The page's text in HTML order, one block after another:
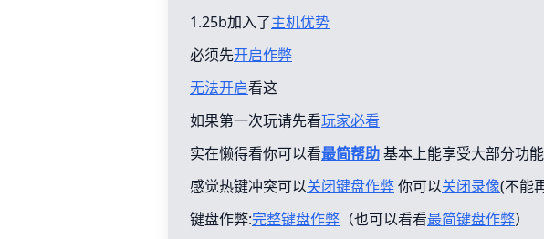
1.25b加入了主机优势
必须先开启作弊
无法开启看这
如果第一次玩请先看玩家必看
实在懒得看你可以看最简帮助基本上能享受大部分功能
感觉热键冲突可以关闭键盘作弊你可以关闭录像(不能
键盘作弊:完整键盘作弊 （也可以看看最简键盘作弊）